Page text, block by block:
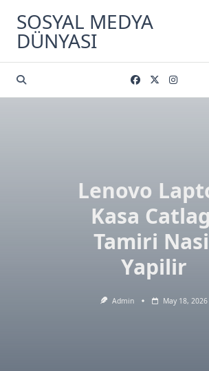
content
SOSYAL MEDYA
DÜNYASI
Lenovo
Kasa
Tamiri
Yapilir
Admin May 18, 2026